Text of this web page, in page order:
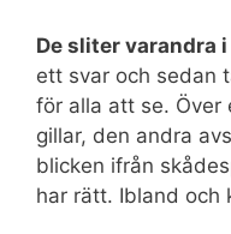
De sliter varandra
ett svar och sedan
för alla att se. Över
gillar, den andra
blicken ifrån
har rätt. Ibland och